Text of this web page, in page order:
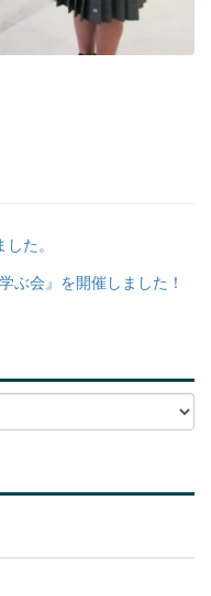
た。
ぶ会』を開催しました！